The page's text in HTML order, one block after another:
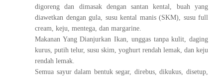
digoreng dan dimasak dengan santan kental, buah yang
diawetkan dengan gula, susu kental manis (SKM), susu full
cream, keju, mentega, dan margarine.
Makanan Yang Dianjurkan Ikan, unggas tanpa kulit, daging
kurus, putih telur, susu skim, yoghurt rendah lemak, dan keju
rendah lemak.
Semua sayur dalam bentuk segar, direbus, dikukus, disetup,